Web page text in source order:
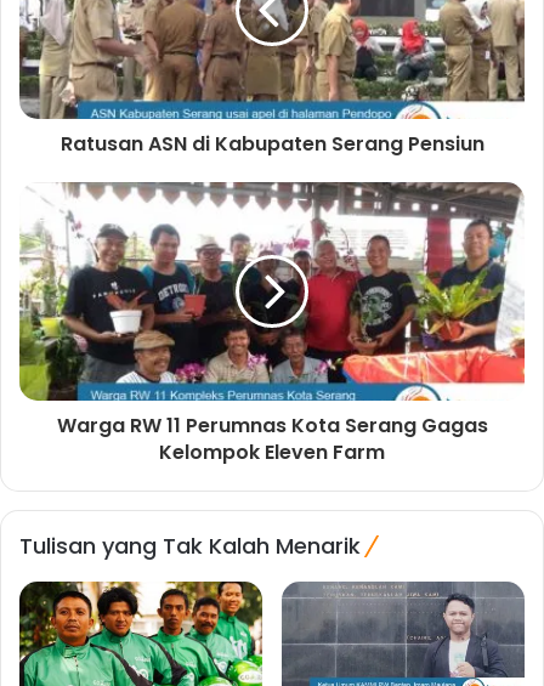
Ratusan ASN di Kabupaten Serang Pensiun
Warga RW 11 Perumnas Kota Serang Gagas
Kelompok Eleven Farm
Tulisan yang Tak Kalah Menarik